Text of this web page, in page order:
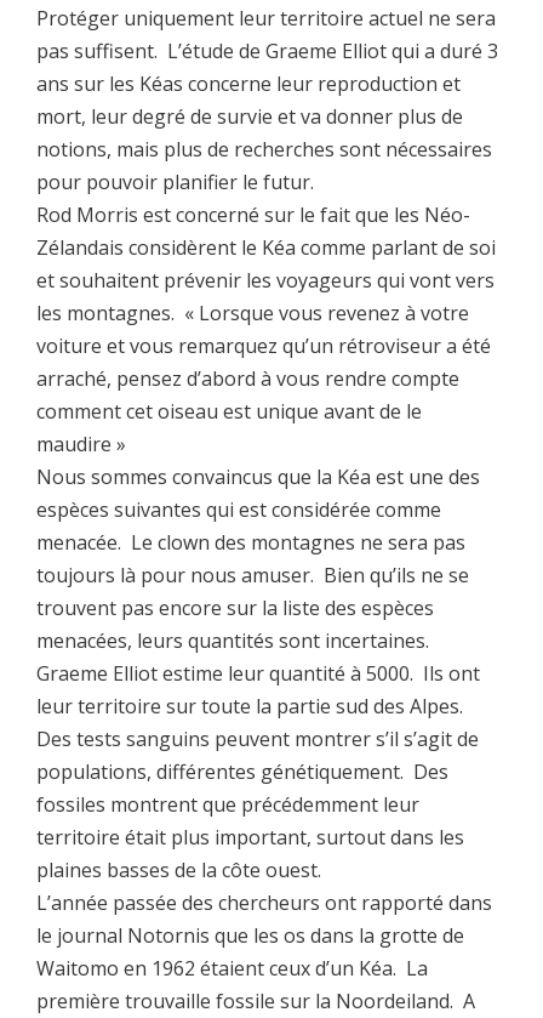
Protéger uniquement leur territoire actuel ne sera
pas suffisent. L’étude de Graeme Elliot qui a duré 3
ans sur les Kéas concerne leur reproduction et
mort, leur degré de survie et va donner plus de
notions, mais plus de recherches sont nécessaires
pour pouvoir planifier le futur.
Rod Morris est concerné sur le fait que les Néo-
Zélandais considèrent le Kéa comme parlant de soi
et souhaitent prévenir les voyageurs qui vont vers
les montagnes. « Lorsque vous revenez à votre
voiture et vous remarquez qu’un rétroviseur a été
arraché, pensez d’abord à vous rendre compte
comment cet oiseau est unique avant de le
maudire »
Nous sommes convaincus que la Kéa est une des
espèces suivantes qui est considérée comme
menacée. Le clown des montagnes ne sera pas
toujours là pour nous amuser. Bien qu’ils ne se
trouvent pas encore sur la liste des espèces
menacées, leurs quantités sont incertaines.
Graeme Elliot estime leur quantité à 5000. Ils ont
leur territoire sur toute la partie sud des Alpes.
Des tests sanguins peuvent montrer s’il s’agit de
populations, différentes génétiquement. Des
fossiles montrent que précédemment leur
territoire était plus important, surtout dans les
plaines basses de la côte ouest.
L’année passée des chercheurs ont rapporté dans
le journal Notornis que les os dans la grotte de
Waitomo en 1962 étaient ceux d’un Kéa. La
première trouvaille fossile sur la Noordeiland. A